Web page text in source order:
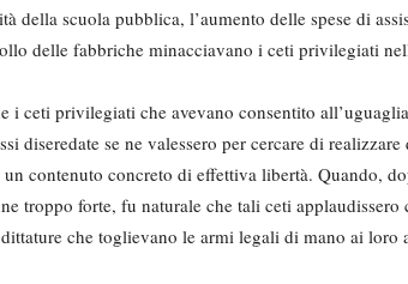
della scuola pubblica, l’aumento delle spese di
delle fabbriche minacciavano i ceti privilegiati
i ceti privilegiati che avevano consentito
diseredate se ne valessero per cercare di
contenuto concreto di effettiva libertà. Quando,
troppo forte, fu naturale che tali ceti
che toglievano le armi legali di mano ai loro